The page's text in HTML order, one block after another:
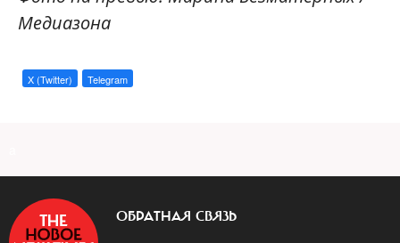
Медиазона
X (Twitter) Telegram
ОБРАТНАЯ СВЯЗЬ